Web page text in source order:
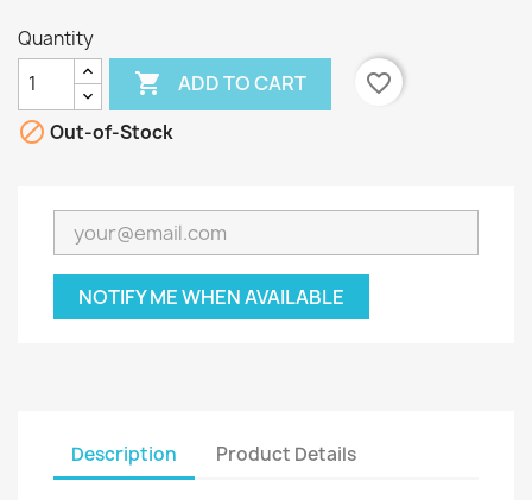
Quantity
 ADD TO CART
favorite_border
 Out-of-Stock
NOTIFY ME WHEN AVAILABLE
Description Product Details